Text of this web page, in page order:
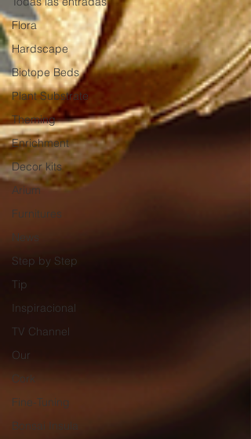
Flora
Hardscape
Biotope Beds
Plant Substrate
Theming
Enrichment
Decor kits
Arium
Furnitures
News
Step by Step
Tip
Inspiracional
TV Channel
Our
Cork
Fine-Tuning
Bonsai Insula